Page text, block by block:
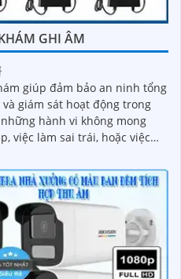
GHI ÂM
giúp đảm bảo an ninh tổng
hành vi không mong
việc làm sai trái, hoặc việc